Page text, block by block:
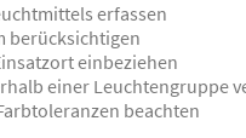
erfassen
berücksichtigen
einbeziehen
einer Leuchtengruppe
beachten